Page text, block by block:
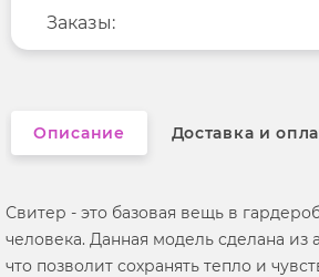
Рисунок
Фактура материала
Заказы:
Описание Доставка и
Свитер - это базовая вещь в
человека. Данная модель сделана из
что позволит сохранять тепло и